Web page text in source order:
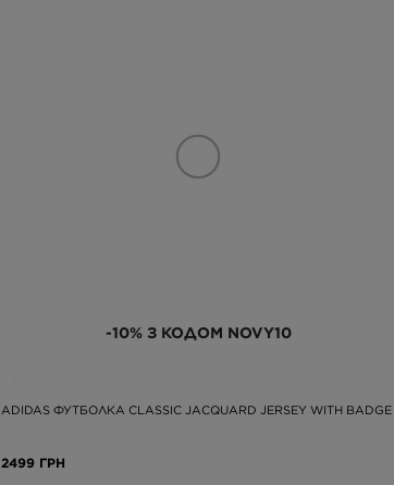
-10% З КОДОМ NOVY10
ADIDAS ФУТБОЛКА CLASSIC JACQUARD JERSEY WITH BADGE
2499 ГРН